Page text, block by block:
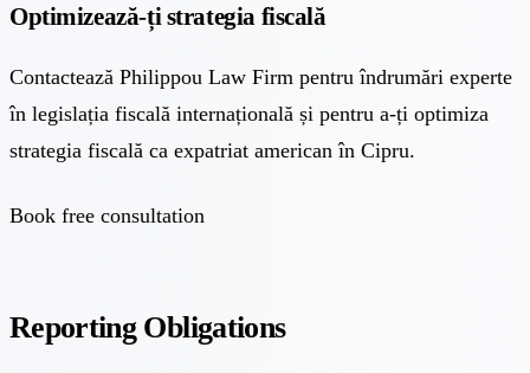
Optimizează-ți strategia fiscală
Contactează Philippou Law Firm pentru îndrumări experte
în legislația fiscală internațională și pentru a-ți optimiza
strategia fiscală ca expatriat american în Cipru.
Book free consultation
Reporting Obligations